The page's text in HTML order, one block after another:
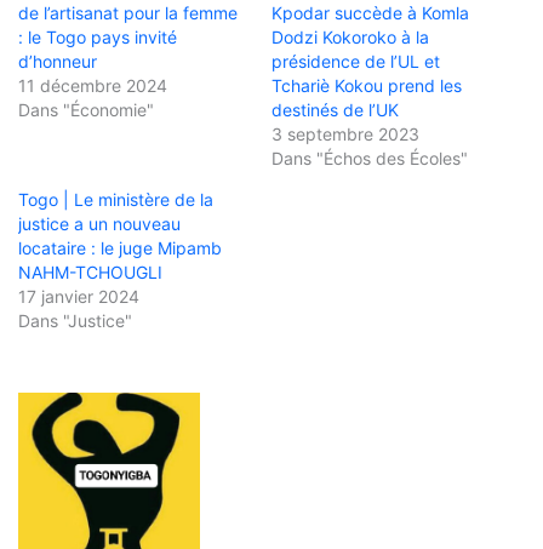
de l’artisanat pour la femme
: le Togo pays invité
d’honneur
11 décembre 2024
Dans "Économie"
Kpodar succède à Komla
Dodzi Kokoroko à la
présidence de l’UL et
Tchariè Kokou prend les
destinés de l’UK
3 septembre 2023
Dans "Échos des Écoles"
Togo | Le ministère de la
justice a un nouveau
locataire : le juge Mipamb
NAHM-TCHOUGLI
17 janvier 2024
Dans "Justice"